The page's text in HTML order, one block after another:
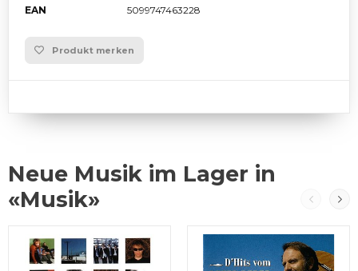
EAN
5099747463228
Produkt merken
Neue Musik im Lager in
«Musik»